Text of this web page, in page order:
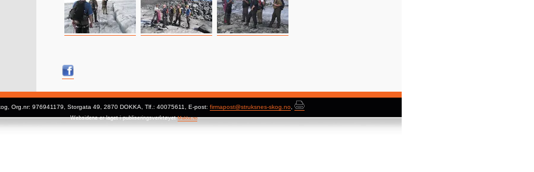
Org.nr: 976941179, Storgata 49, 2870 DOKKA, Tlf.: 40075611, E-post: firmapost@struksnes-skog.no
Websidene er laget i publiseringsverktøyetMekke.no